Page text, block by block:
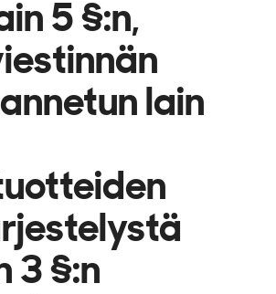
5 §:n,
lain
3 §:n